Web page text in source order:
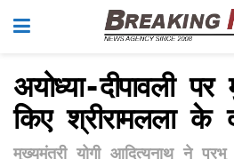
अयोध्या-दीपावली
किए श्रीरामलला के
मुख्यमंत्री योगी आदित्यनाथ ने